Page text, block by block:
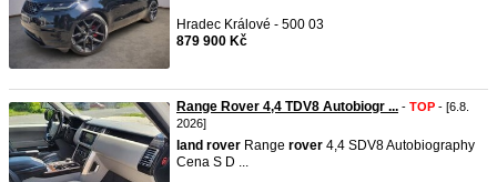
Hradec Králové - 500 03
879 900 Kč
Range Rover 4,4 TDV8 Autobiogr ... - TOP - [6.8.
2026]
land rover Range rover 4,4 SDV8 Autobiography
Cena S D ...